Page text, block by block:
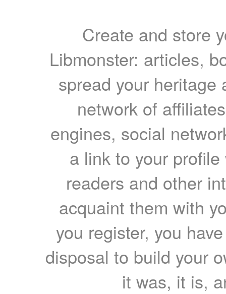
Create and store
Libmonster: articles,
spread your heritage
network of
engines, social
a link to your
readers and other
acquaint them with
you register, you
disposal to build your
it was, it is,